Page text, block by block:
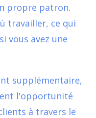
propre patron.
travailler, ce qui
vous avez une
supplémentaire,
l'opportunité
à travers le